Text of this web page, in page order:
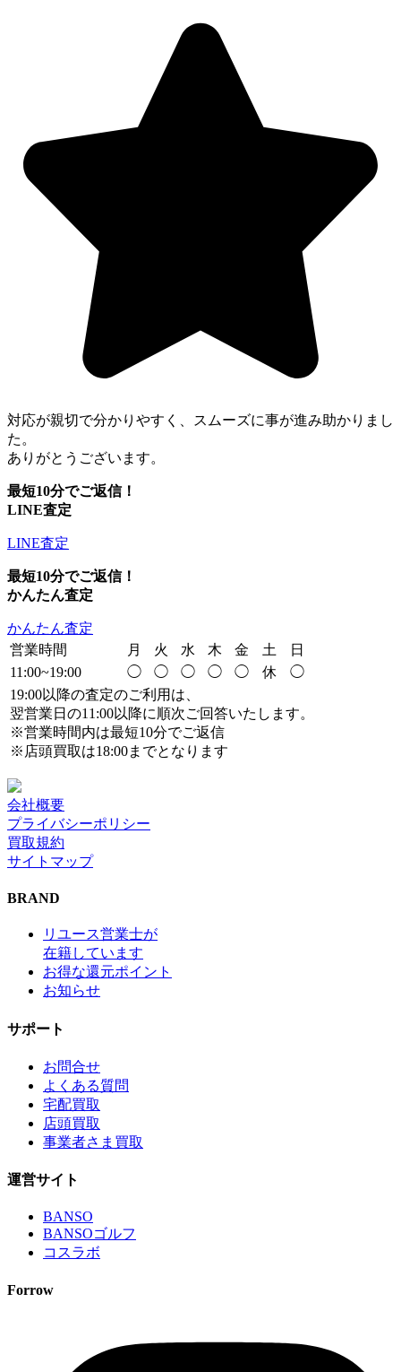
対応が親切で分かりやすく、スムーズに事が進み助かりまし
た。
ありがとうございます。
最短10分でご返信！
LINE査定
LINE査定
最短10分でご返信！
かんたん査定
かんたん査定
営業時間
月 火 水 木 金 土
日
11:00~19:00
◯ ◯ ◯ ◯ ◯ 休
◯
19:00以降の査定のご利用は、
翌営業日の11:00以降に順次ご回答いたします。
※営業時間内は最短10分でご返信
※店頭買取は18:00までとなります
会社概要
プライバシーポリシー
買取規約
サイトマップ
BRAND
リユース営業士が
在籍しています
お得な還元ポイント
お知らせ
サポート
お問合せ
よくある質問
宅配買取
店頭買取
事業者さま買取
運営サイト
BANSO
BANSOゴルフ
コスラボ
Forrow